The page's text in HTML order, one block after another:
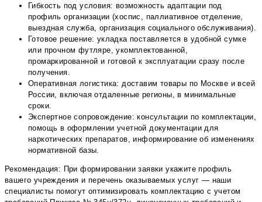
Гибкость под условия: возможность адаптации под
профиль организации (хоспис, паллиативное отделение,
выездная служба, организация социального обслуживания).
Готовое решение: укладка поставляется в удобной сумке
или прочном футляре, укомплектованной,
промаркированной и готовой к эксплуатации сразу после
получения.
Оперативная логистика: доставим товары по Москве и всей
России, включая отдаленные регионы, в минимальные
сроки.
Экспертное сопровождение: консультации по комплектации,
помощь в оформлении учетной документации для
наркотических препаратов, информирование об изменениях
нормативной базы.
Рекомендация: При формировании заявки укажите профиль
вашего учреждения и перечень оказываемых услуг — наши
специалисты помогут оптимизировать комплектацию с учетом